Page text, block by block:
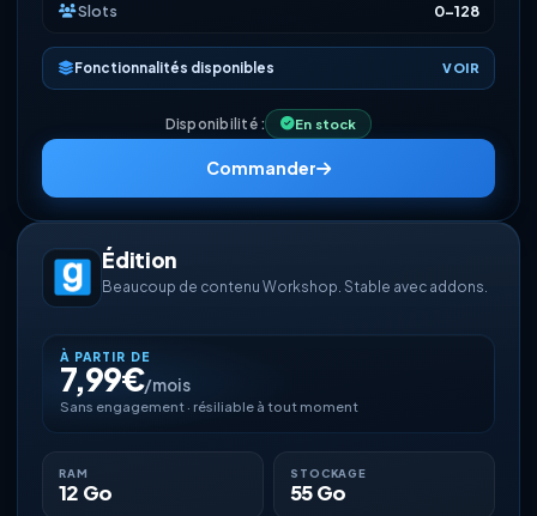
Slots 0-128
Fonctionnalités disponibles VOIR
Disponibilité : En stock
Commander
Édition
Beaucoup de contenu Workshop. Stable avec addons.
À PARTIR DE
7,99€/mois
Sans engagement · résiliable à tout moment
RAM
12 Go
STOCKAGE
55 Go